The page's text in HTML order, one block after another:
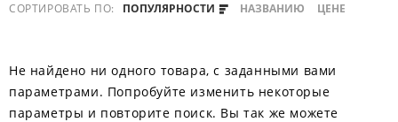
СОРТИРОВАТЬ ПО: ПОПУЛЯРНОСТИ НАЗВАНИЮ ЦЕНЕ
Не найдено ни одного товара, с заданными вами
параметрами. Попробуйте изменить некоторые
параметры и повторите поиск. Вы так же можете